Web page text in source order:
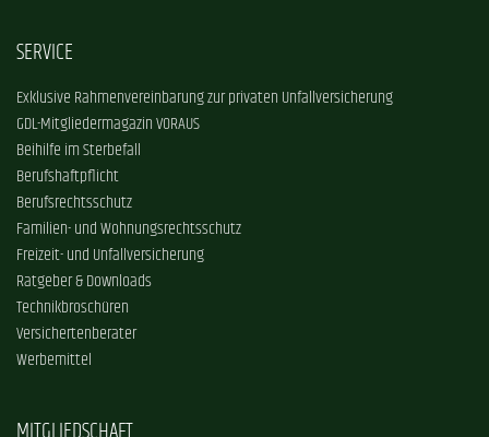
SERVICE
Exklusive Rahmenvereinbarung zur privaten Unfallversicherung
GDL-Mitgliedermagazin VORAUS
Beihilfe im Sterbefall
Berufshaftpflicht
Berufsrechtsschutz
Familien- und Wohnungsrechtsschutz
Freizeit- und Unfallversicherung
Ratgeber & Downloads
Technikbroschüren
Versichertenberater
Werbemittel